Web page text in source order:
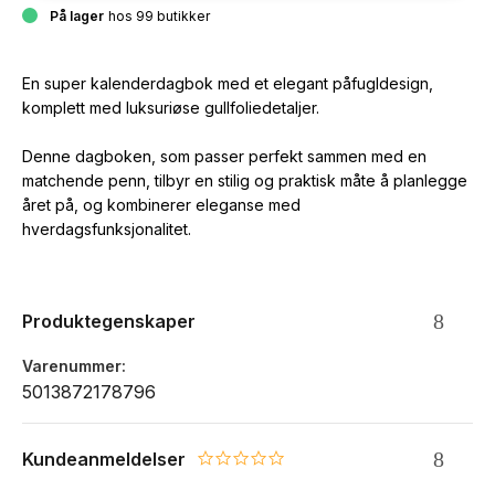
På lager hos 99 butikker
En super kalenderdagbok med et elegant påfugldesign,
komplett med luksuriøse gullfoliedetaljer.
Denne dagboken, som passer perfekt sammen med en
matchende penn, tilbyr en stilig og praktisk måte å planlegge
året på, og kombinerer eleganse med
hverdagsfunksjonalitet.
Produktegenskaper
Varenummer
5013872178796
Kundeanmeldelser 0.0 star rating